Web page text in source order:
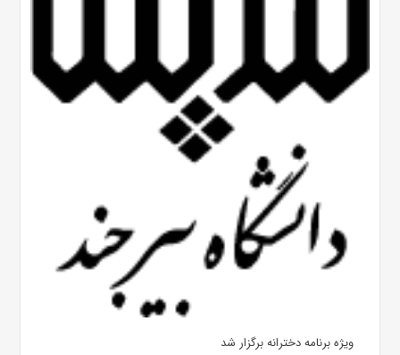
ویژه برنامه دخترانه برگزار شد